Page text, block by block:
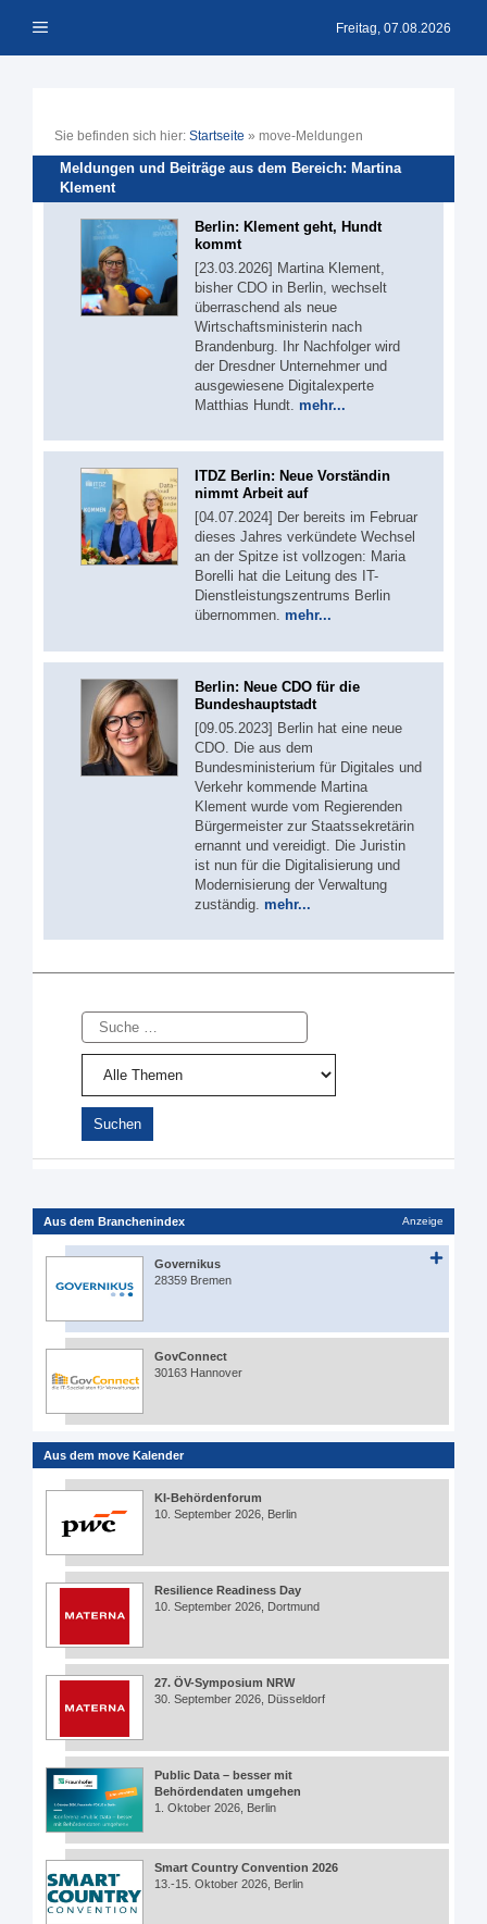
Inhalt Menü Freitag, 07.08.2026
Sie befinden sich hier: Startseite » move-Meldungen
Meldungen und Beiträge aus dem Bereich: Martina
Klement
Berlin: Klement geht, Hundt
kommt
[23.03.2026] Martina Klement,
bisher CDO in Berlin, wechselt
überraschend als neue
Wirtschaftsministerin nach
Brandenburg. Ihr Nachfolger wird
der Dresdner Unternehmer und
ausgewiesene Digitalexperte
Matthias Hundt. mehr...
ITDZ Berlin: Neue Vorständin
nimmt Arbeit auf
[04.07.2024] Der bereits im Februar
dieses Jahres verkündete Wechsel
an der Spitze ist vollzogen: Maria
Borelli hat die Leitung des IT-
Dienstleistungszentrums Berlin
übernommen. mehr...
Berlin: Neue CDO für die
Bundeshauptstadt
[09.05.2023] Berlin hat eine neue
CDO. Die aus dem
Bundesministerium für Digitales und
Verkehr kommende Martina
Klement wurde vom Regierenden
Bürgermeister zur Staatssekretärin
ernannt und vereidigt. Die Juristin
ist nun für die Digitalisierung und
Modernisierung der Verwaltung
zuständig. mehr...
Suche
Aus dem Branchenindex Anzeige
Governikus
28359 Bremen
GovConnect
30163 Hannover
Aus dem move Kalender
KI-Behördenforum
10. September 2026, Berlin
Resilience Readiness Day
10. September 2026, Dortmund
27. ÖV-Symposium NRW
30. September 2026, Düsseldorf
Public Data – besser mit
Behördendaten umgehen
1. Oktober 2026, Berlin
Smart Country Convention 2026
13.-15. Oktober 2026, Berlin